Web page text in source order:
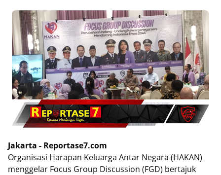
Jakarta - Reportase7.com
Organisasi Harapan Keluarga Antar Negara (HAKAN)
menggelar Focus Group Discussion (FGD) bertajuk